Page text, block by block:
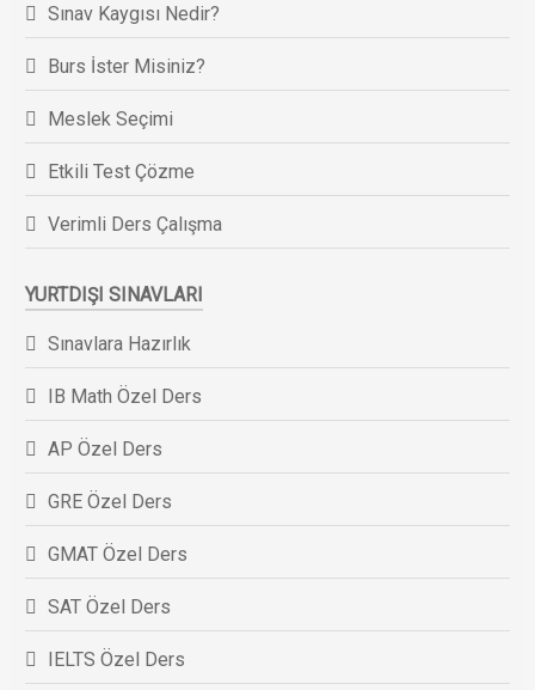
Sınav Kaygısı Nedir?
Burs İster Misiniz?
Meslek Seçimi
Etkili Test Çözme
Verimli Ders Çalışma
YURTDIŞI SINAVLARI
Sınavlara Hazırlık
IB Math Özel Ders
AP Özel Ders
GRE Özel Ders
GMAT Özel Ders
SAT Özel Ders
IELTS Özel Ders